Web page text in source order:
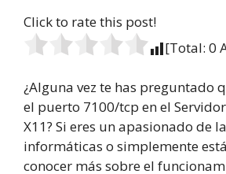
Click to rate this post!
[Total: 0
¿Alguna vez te has preguntado
el puerto 7100/tcp en el
X11? Si eres un apasionado de
informáticas o simplemente
conocer más sobre el